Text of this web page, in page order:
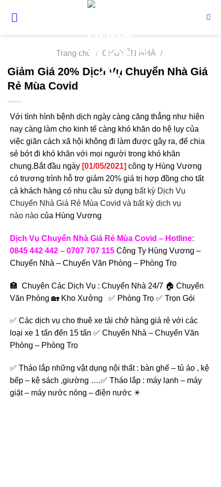
Trang chủ / CHUYỂN NHÀ /
Giảm Giá 20% Dịch Vụ Chuyển Nhà Giá
Rẻ Mùa Covid
Với tình hình bệnh dịch ngày càng căng thẳng như hiện
nay càng làm cho kinh tế càng khó khăn do hệ lụy của
việc giãn cách xã hội không đi làm được gây ra, để chia
sẻ bớt đi khó khăn với mọi người trong khó khăn
chung.Bắt đầu ngày [01/05/2021] công ty Hùng Vương
có trương trình hỗ trợ giảm 20% giá trị hợp đồng cho tất
cả khách hàng có nhu cầu sử dụng bất kỳ Dịch Vụ
Chuyển Nhà Giá Rẻ Mùa Covid và bất kỳ dịch vụ
nào nào của Hùng Vương
Dịch Vụ Chuyển Nhà Giá Rẻ Mùa Covid – Hotline:
0845 442 442 – 0707 707 115 Công Ty Hùng Vương –
Chuyển Nhà – Chuyển Văn Phòng – Phòng Trọ
🏣 Chuyên Các Dịch Vụ : Chuyển Nhà 24/7 🏠 Chuyển
Văn Phòng 🏡 Kho Xưởng ✅ Phòng Trọ ✅ Trọn Gói
✅ Các dịch vụ cho thuê xe tải chở hàng giá rẻ với các
loại xe 1 tấn đến 15 tấn ✅ Chuyển Nhà – Chuyển Văn
Phòng – Phòng Trọ
✅ Tháo lắp những vật dụng nội thất : bàn ghế – tủ áo , kệ
bếp – kệ sách ,giường ….✅ Tháo lắp : máy lạnh – máy
giặt – máy nước nóng – điện nước ✴️